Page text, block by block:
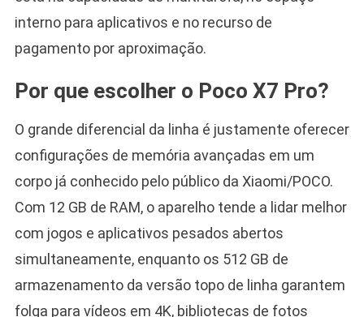
interno para aplicativos e no recurso de
pagamento por aproximação.
Por que escolher o Poco X7 Pro?
O grande diferencial da linha é justamente oferecer
configurações de memória avançadas em um
corpo já conhecido pelo público da Xiaomi/POCO.
Com 12 GB de RAM, o aparelho tende a lidar melhor
com jogos e aplicativos pesados abertos
simultaneamente, enquanto os 512 GB de
armazenamento da versão topo de linha garantem
folga para vídeos em 4K, bibliotecas de fotos